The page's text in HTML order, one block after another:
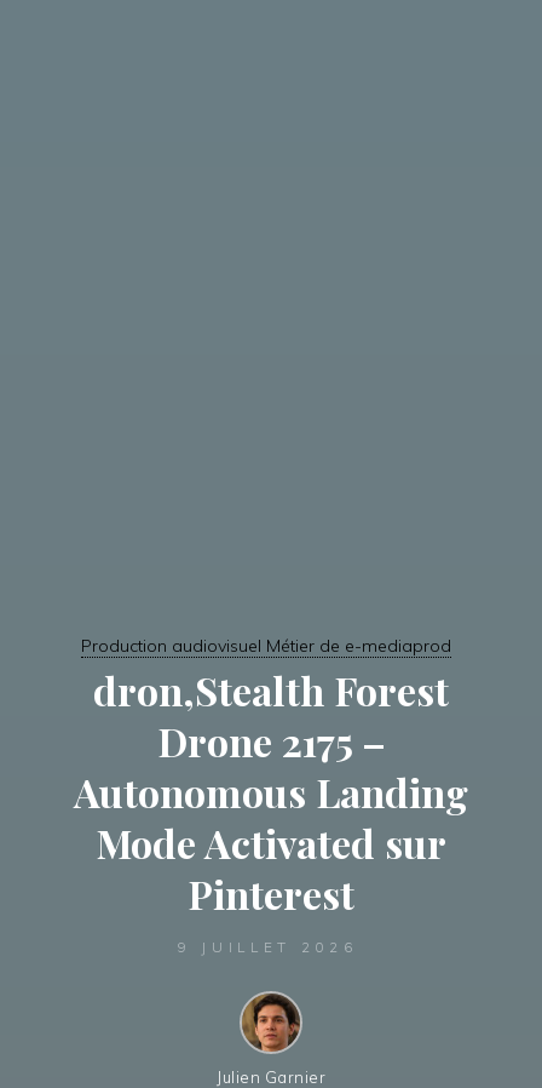
Production audiovisuel Métier de e-mediaprod
dron,Stealth Forest
Drone 2175 –
Autonomous Landing
Mode Activated sur
Pinterest
9 JUILLET 2026
Julien Garnier